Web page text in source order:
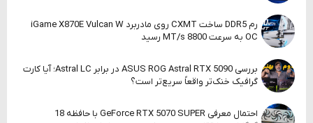
رم DDR5 ساخت CXMT روی مادربرد iGame X870E Vulcan W
OC به سرعت 8800 MT/s رسید
بررسی ASUS ROG Astral RTX 5090 در برابر Astral LC؛ آیا کارت
گرافیک خنک‌تر واقعاً سریع‌تر است؟
احتمال معرفی GeForce RTX 5070 SUPER با حافظه 18